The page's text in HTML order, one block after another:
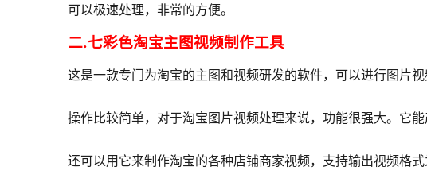
可以极速处理，非常的方便。
二.七彩色淘宝主图视频制作工具
这是一款专门为淘宝的主图和视频研发的软件，可以进行图片
操作比较简单，对于淘宝图片视频处理来说，功能很强大。它
还可以用它来制作淘宝的各种店铺商家视频，支持输出视频格